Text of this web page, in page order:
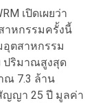
เปิดเผยว่า
าหกรรมครั้งนี้
อุตสาหกรรม
ปริมาณสูงสุด
ณ 7.3 ล้าน
ญญา 25 ปี มูลค่า